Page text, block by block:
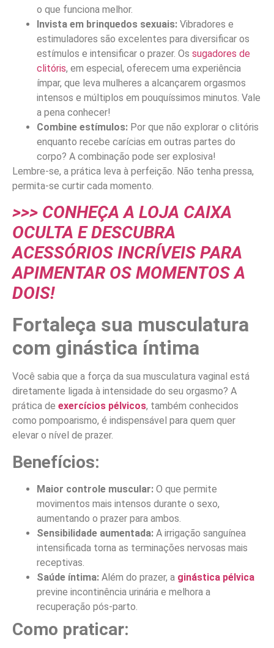
o que funciona melhor.
Invista em brinquedos sexuais: Vibradores e
estimuladores são excelentes para diversificar os
estímulos e intensificar o prazer. Os sugadores de
clitóris, em especial, oferecem uma experiência
ímpar, que leva mulheres a alcançarem orgasmos
intensos e múltiplos em pouquíssimos minutos. Vale
a pena conhecer!
Combine estímulos: Por que não explorar o clitóris
enquanto recebe carícias em outras partes do
corpo? A combinação pode ser explosiva!
Lembre-se, a prática leva à perfeição. Não tenha pressa,
permita-se curtir cada momento.
>>> CONHEÇA A LOJA CAIXA
OCULTA E DESCUBRA
ACESSÓRIOS INCRÍVEIS PARA
APIMENTAR OS MOMENTOS A
DOIS!
Fortaleça sua musculatura
com ginástica íntima
Você sabia que a força da sua musculatura vaginal está
diretamente ligada à intensidade do seu orgasmo? A
prática de exercícios pélvicos, também conhecidos
como pompoarismo, é indispensável para quem quer
elevar o nível de prazer.
Benefícios:
Maior controle muscular: O que permite
movimentos mais intensos durante o sexo,
aumentando o prazer para ambos.
Sensibilidade aumentada: A irrigação sanguínea
intensificada torna as terminações nervosas mais
receptivas.
Saúde íntima: Além do prazer, a ginástica pélvica
previne incontinência urinária e melhora a
recuperação pós-parto.
Como praticar: